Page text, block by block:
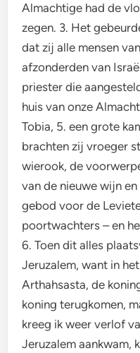
Almachtige had de
zegen. 3. Het
dat zij alle mensen
afzonderden van
priester die
huis van onze
Tobia, 5. een grote
brachten zij vroeger
wierook, de
van de nieuwe wijn
gebod voor de
poortwachters – en
6. Toen dit alles
Jeruzalem, want in
Arthahsasta, de
koning terugkomen,
kreeg ik weer verlof
Jeruzalem aankwam,